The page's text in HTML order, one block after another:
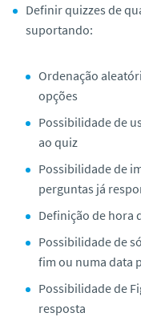
Definir quizzes de
suportando:
Ordenação
opções
Possibilidade de
ao quiz
Possibilidade de
perguntas já
Definição de hora
Possibilidade de
fim ou numa data
Possibilidade de
resposta